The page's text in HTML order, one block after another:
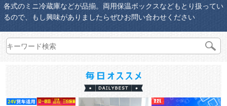
各式のミニ冷蔵庫などが品揃。両用保温ボックスなどもとり扱ってい
るので、もし興味がありましたらぜひお問い合わせください